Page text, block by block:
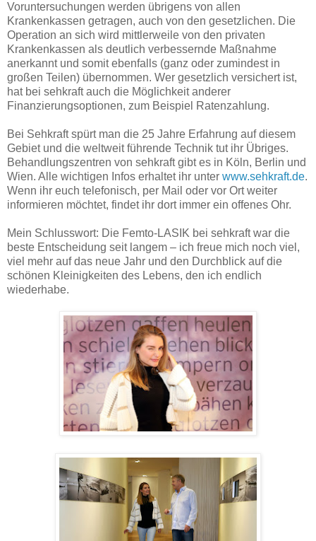
Voruntersuchungen werden übrigens von allen
Krankenkassen getragen, auch von den gesetzlichen. Die
Operation an sich wird mittlerweile von den privaten
Krankenkassen als deutlich verbessernde Maßnahme
anerkannt und somit ebenfalls (ganz oder zumindest in
großen Teilen) übernommen. Wer gesetzlich versichert ist,
hat bei sehkraft auch die Möglichkeit anderer
Finanzierungsoptionen, zum Beispiel Ratenzahlung.
Bei Sehkraft spürt man die 25 Jahre Erfahrung auf diesem
Gebiet und die weltweit führende Technik tut ihr Übriges.
Behandlungszentren von sehkraft gibt es in Köln, Berlin und
Wien. Alle wichtigen Infos erhaltet ihr unter www.sehkraft.de.
Wenn ihr euch telefonisch, per Mail oder vor Ort weiter
informieren möchtet, findet ihr dort immer ein offenes Ohr.
Mein Schlusswort: Die Femto-LASIK bei sehkraft war die
beste Entscheidung seit langem – ich freue mich noch viel,
viel mehr auf das neue Jahr und den Durchblick auf die
schönen Kleinigkeiten des Lebens, den ich endlich
wiederhabe.